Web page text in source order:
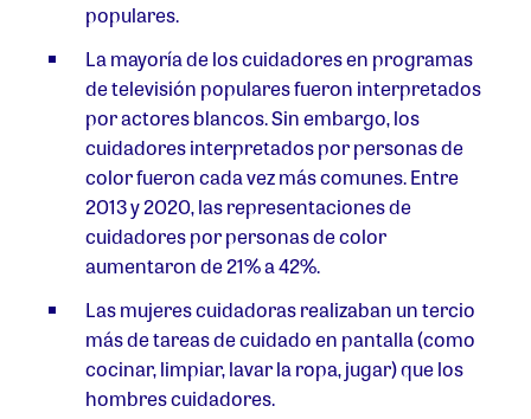
populares.
La mayoría de los cuidadores en programas
de televisión populares fueron interpretados
por actores blancos. Sin embargo, los
cuidadores interpretados por personas de
color fueron cada vez más comunes. Entre
2013 y 2020, las representaciones de
cuidadores por personas de color
aumentaron de 21% a 42%.
Las mujeres cuidadoras realizaban un tercio
más de tareas de cuidado en pantalla (como
cocinar, limpiar, lavar la ropa, jugar) que los
hombres cuidadores.